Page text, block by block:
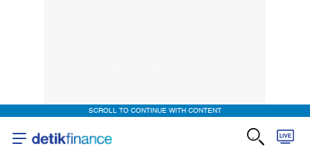
SCROLL TO CONTINUE WITH CONTENT